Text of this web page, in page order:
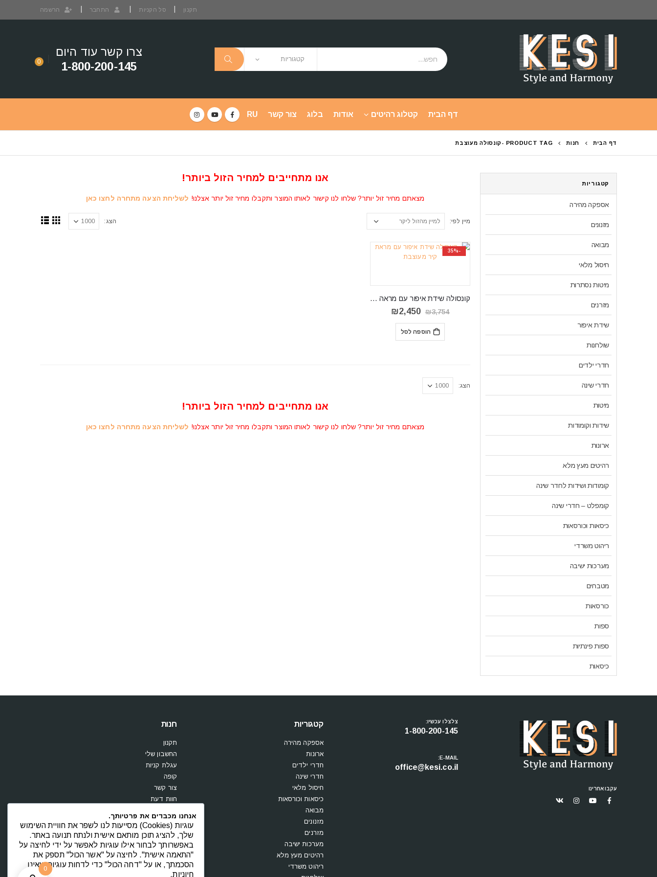
תקנון סל הקניות התחבר הרשמה
קטגוריות
צרו קשר עוד היום
1-800-200-145
0
דף הבית קטלוג רהיטים אודות בלוג צור קשר RU
דף הבית חנות PRODUCT TAG - קונסולה מעוצבת
אנו מתחייבים למחיר הזול ביותר!
מצאתם מחיר זול יותר? שלחו לנו קישור לאותו המוצר ותקבלו מחיר זול יותר אצלנו! לשליחת הצעה מתחרה לחצו כאן
מיין לפי: הצג:
-35%
קונסולה שידת איפור עם מראה דגם LEREND LS 16
₪3,754
המחיר
היה:
₪3,754.
₪2,450
הוספה לסל
הצג:
אנו מתחייבים למחיר הזול ביותר!
מצאתם מחיר זול יותר? שלחו לנו קישור לאותו המוצר ותקבלו מחיר זול יותר אצלנו! לשליחת הצעה מתחרה לחצו כאן
קטגוריות
אספקה מהירה
מזנונים
מבואה
חיסול מלאי
מיטות נסתרות
מזרנים
שידת איפור
שולחנות
חדרי ילדים
חדרי שינה
מיטות
שידות וקומודות
ארונות
רהיטים מעץ מלא
קומודות ושידות לחדר שינה
קומפלט – חדרי שינה
כיסאות וכורסאות
ריהוט משרדי
מערכות ישיבה
מטבחים
כורסאות
ספות
ספות פינתיות
כיסאות
עקבו אחרינו
צלצלו עכשיו:
1-800-200-145
E-MAIL:
office@kesi.co.il
קטגוריות
אספקה מהירה
ארונות
חדרי ילדים
חדרי שינה
חיסול מלאי
כיסאות וכורסאות
מבואה
מזנונים
מזרנים
מערכות ישיבה
רהיטים מעץ מלא
ריהוט משרדי
חנות
תקנון
החשבון שלי
עגלת קניות
קופה
צור קשר
חוות דעת
אנחנו מכבדים את פרטיותך.
עוגיות (Cookies) מסייעות לנו לשפר את חוויית השימוש
שלך, להציג תוכן מותאם אישית ולנתח תנועה באתר.
באפשרותך לבחור אילו עוגיות לאפשר על ידי לחיצה על
"התאמה אישית". לחיצה על "אשר הכול" תספק את
הסכמתך, או על "דחה הכול" כדי לדחות עוגיות שאינן
חיוניות.
0